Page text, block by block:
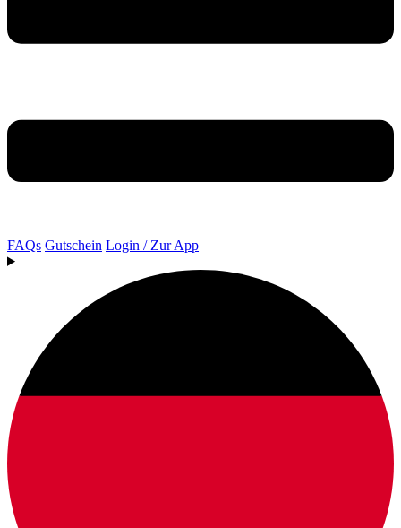
FAQs Gutschein Login / Zur App